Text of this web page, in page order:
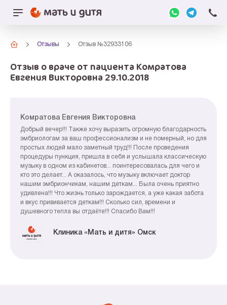
Отзывы Отзыв №32933106
Отзыв о враче от пациента Комратова
Евгения Викторовна 29.10.2018
Комратова Евгения Викторовна
Добрый вечер!!! Также хочу выразить огромную благодарность
эмбриологам за ваш профессионализм и не померный, но для
простых людей мало заметный труд!!! После проведения
процедуры пункция, пришла в себя и услышала классическую
музыку в одном из кабинетов... поинтересовалась для чего и
кто это делает... А оказалось, что музыку включает доктор
нашим эмбриончикам, нашим деткам... Была очень приятно
удивлена!!! Что жизнь только зарождается, а уже какая забота
и вкус прививается деткам!!! Сколько сил, времени и
душевного тепла вы отдаёте!!! Спасибо Вам!!!
Клиника «Мать и дитя» Омск